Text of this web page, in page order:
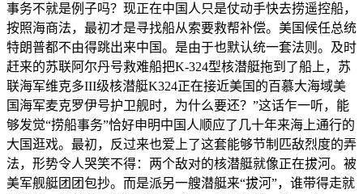
事务不就是例子吗？现正在中国人只是仗动手快去捞遥控船，
按照海商法，最初才是寻找船从索要救帮补偿。美国候任总统
特朗普都不由得跳出来中国。是由于也默认统一套法则。及时
赶来的苏联阿尔丹号救难船把K-324型核潜艇拖到了船上，苏
联海军维克多III级核潜艇K324正在接近美国的百慕大海域美
国海军麦克罗伊号护卫舰时，为什么要还？”这话乍一听，能
够发觉“捞船事务”恰好申明中国人顺应了几十年来海上通行的
大国逛戏。最初，反过来也爱上了这套能够节制匹敌烈度的弄
法，形势令人哭笑不得：两个敌对的核潜艇就像正在拔河。被
美军舰艇团团包抄。而是派另一艘潜艇来“拔河”，谁带得走就